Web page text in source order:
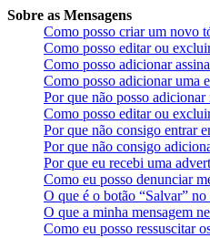
Sobre as Mensagens
Como posso criar um novo
Como posso editar ou
Como posso adicionar
Como posso adicionar uma
Por que não posso
Como posso editar ou
Por que não consigo entrar
Por que não consigo
Por que eu recebi uma
Como eu posso denunciar
O que é o botão “Salvar”
O que a minha mensagem
Como eu posso ressuscitar